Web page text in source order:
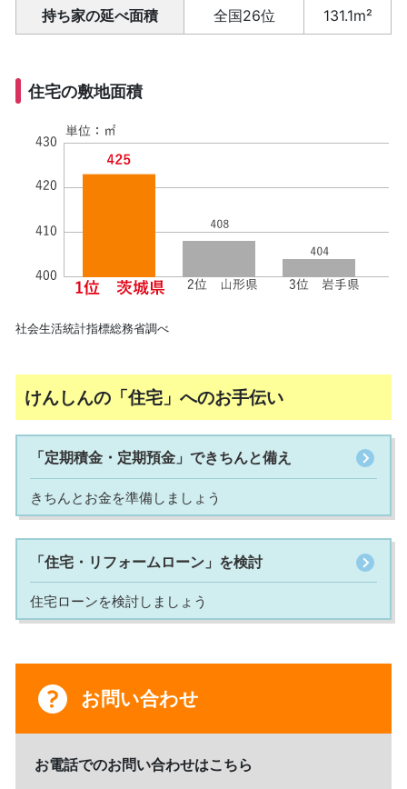
持ち家の延べ面積 全国26位 131.1m²
住宅の敷地面積
社会生活統計指標総務省調べ
けんしんの「住宅」へのお手伝い
「定期積金・定期預金」できちんと備え
きちんとお金を準備しましょう
「住宅・リフォームローン」を検討
住宅ローンを検討しましょう
お問い合わせ
お電話でのお問い合わせはこちら